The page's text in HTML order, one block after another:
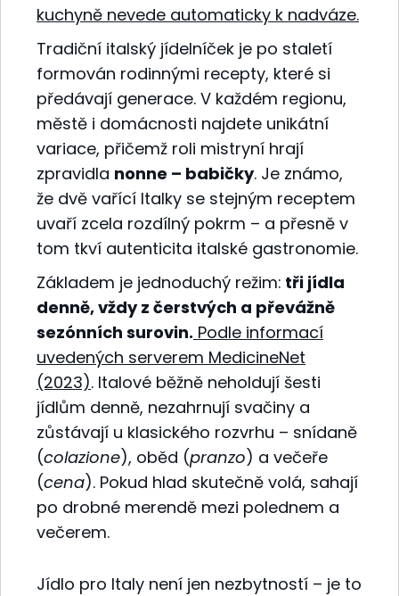
kuchyně nevede automaticky k nadváze.
Tradiční italský jídelníček je po staletí
formován rodinnými recepty, které si
předávají generace. V každém regionu,
městě i domácnosti najdete unikátní
variace, přičemž roli mistryní hrají
zpravidla nonne – babičky. Je známo,
že dvě vařící Italky se stejným receptem
uvaří zcela rozdílný pokrm – a přesně v
tom tkví autenticita italské gastronomie.
Základem je jednoduchý režim: tři jídla
denně, vždy z čerstvých a převážně
sezónních surovin. Podle informací
uvedených serverem MedicineNet
(2023). Italové běžně neholdují šesti
jídlům denně, nezahrnují svačiny a
zůstávají u klasického rozvrhu – snídaně
(colazione), oběd (pranzo) a večeře
(cena). Pokud hlad skutečně volá, sahají
po drobné merendě mezi polednem a
večerem.
Jídlo pro Italy není jen nezbytností – je to